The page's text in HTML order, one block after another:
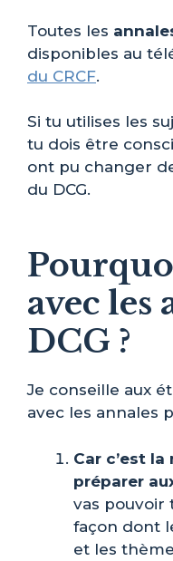
Toutes les
disponibles au
du CRCF.
Si tu utilises les
tu dois être
ont pu changer
du DCG.
avec les
DCG ?
Je conseille aux
avec les annales
Car c’est
préparer
vas pouvoir
façon dont
et les